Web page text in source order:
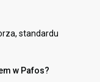
standardu
w Pafos?